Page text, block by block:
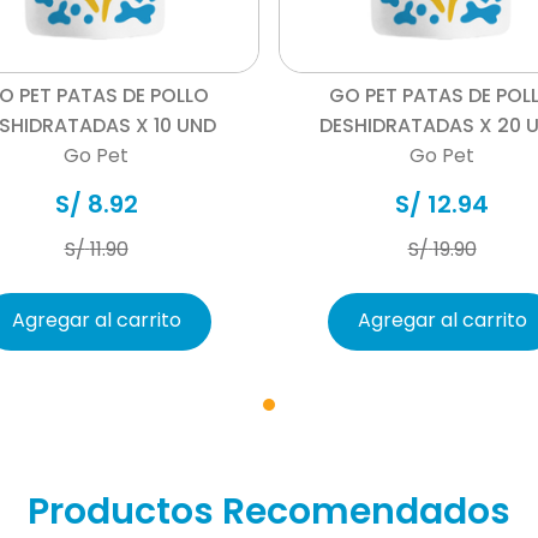
Vista rápida
PET PATAS DE POLLO
X 10 UND
Go Pet
S/ 8.92
S/11.90
Agregar al carrito
Vista rápida
GO PET PATAS DE
DESHIDRATADAS X 20
Go Pet
S/ 12.94
S/19.90
Agregar al carrito
Productos Recomendados